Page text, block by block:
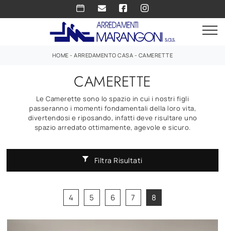
HOME -ARREDAMENTO CASA - CAMERETTE
CAMERETTE
Le Camerette sono lo spazio in cui i nostri figli
passeranno i momenti fondamentali della loro vita,
divertendosi e riposando, infatti deve risultare uno
spazio arredato ottimamente, agevole e sicuro.
Filtra Risultati
4 5 6 7 8